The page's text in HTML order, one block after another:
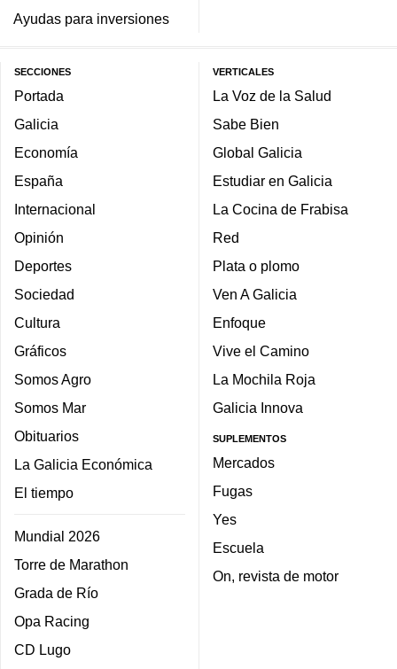
Ayudas para inversiones
SECCIONES
Portada
Galicia
Economía
España
Internacional
Opinión
Deportes
Sociedad
Cultura
Gráficos
Somos Agro
Somos Mar
Obituarios
La Galicia Económica
El tiempo
Mundial 2026
Torre de Marathon
Grada de Río
Opa Racing
CD Lugo
VERTICALES
La Voz de la Salud
Sabe Bien
Global Galicia
Estudiar en Galicia
La Cocina de Frabisa
Red
Plata o plomo
Ven A Galicia
Enfoque
Vive el Camino
La Mochila Roja
Galicia Innova
SUPLEMENTOS
Mercados
Fugas
Yes
Escuela
On, revista de motor